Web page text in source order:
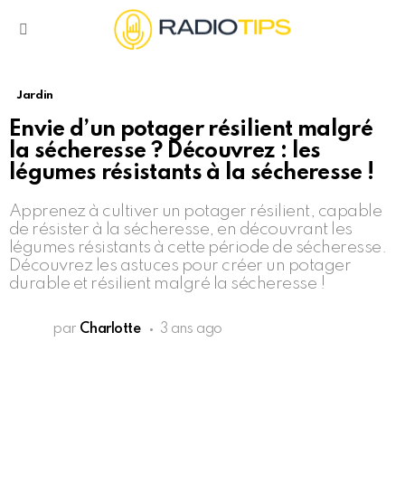
Jardin
Envie d’un potager résilient malgré
la sécheresse ? Découvrez : les
légumes résistants à la sécheresse !
Apprenez à cultiver un potager résilient, capable
de résister à la sécheresse, en découvrant les
légumes résistants à cette période de sécheresse.
Découvrez les astuces pour créer un potager
durable et résilient malgré la sécheresse !
par Charlotte 3 ans ago